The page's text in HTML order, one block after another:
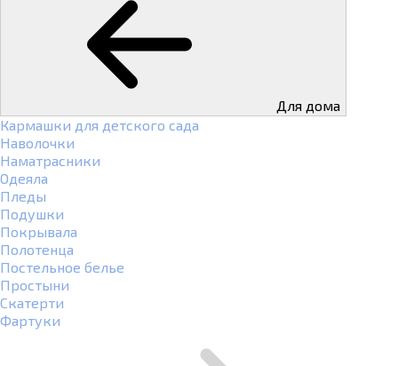
Для дома
Кармашки для детского сада
Наволочки
Наматрасники
Одеяла
Пледы
Подушки
Покрывала
Полотенца
Постельное белье
Простыни
Скатерти
Фартуки